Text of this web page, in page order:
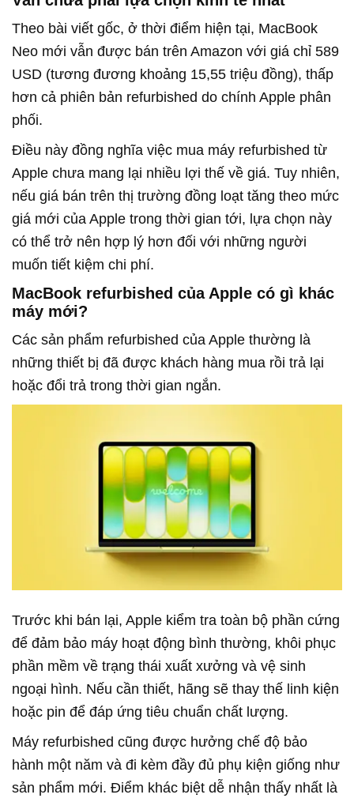
Theo bài viết gốc, ở thời điểm hiện tại, MacBook
Neo mới vẫn được bán trên Amazon với giá chỉ 589
USD (tương đương khoảng 15,55 triệu đồng), thấp
hơn cả phiên bản refurbished do chính Apple phân
phối.
Điều này đồng nghĩa việc mua máy refurbished từ
Apple chưa mang lại nhiều lợi thế về giá. Tuy nhiên,
nếu giá bán trên thị trường đồng loạt tăng theo mức
giá mới của Apple trong thời gian tới, lựa chọn này
có thể trở nên hợp lý hơn đối với những người
muốn tiết kiệm chi phí.
MacBook refurbished của Apple có gì khác
máy mới?
Các sản phẩm refurbished của Apple thường là
những thiết bị đã được khách hàng mua rồi trả lại
hoặc đổi trả trong thời gian ngắn.
Trước khi bán lại, Apple kiểm tra toàn bộ phần cứng
để đảm bảo máy hoạt động bình thường, khôi phục
phần mềm về trạng thái xuất xưởng và vệ sinh
ngoại hình. Nếu cần thiết, hãng sẽ thay thế linh kiện
hoặc pin để đáp ứng tiêu chuẩn chất lượng.
Máy refurbished cũng được hưởng chế độ bảo
hành một năm và đi kèm đầy đủ phụ kiện giống như
sản phẩm mới. Điểm khác biệt dễ nhận thấy nhất là